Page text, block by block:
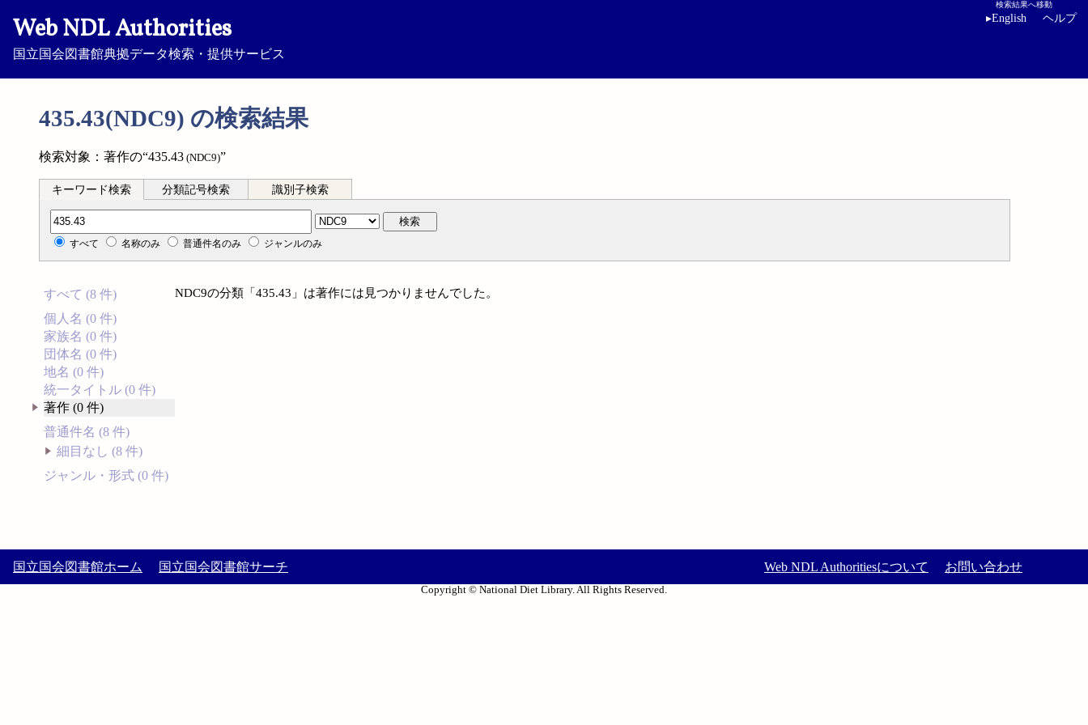
Web NDL Authorities
国立国会図書館典拠データ検索・提供サービス
検索結果へ移動
▸English ヘルプ
435.43(NDC9) の検索結果
検索対象：著作の“435.43 (NDC9)”
キーワード検索 分類記号検索 識別子検索
分類記号検索 検索
すべて 名称のみ 普通件名のみ ジャンルのみ
すべて (8 件)
個人名 (0 件)
家族名 (0 件)
団体名 (0 件)
地名 (0 件)
統一タイトル (0 件)
著作 (0 件)
普通件名 (8 件)
細目なし (8 件)
ジャンル・形式 (0 件)
NDC9の分類「435.43」は著作には見つかりませんでした。
国立国会図書館ホーム 国立国会図書館サーチ Web NDL Authoritiesについて お問い合わせ
Copyright © National Diet Library. All Rights Reserved.